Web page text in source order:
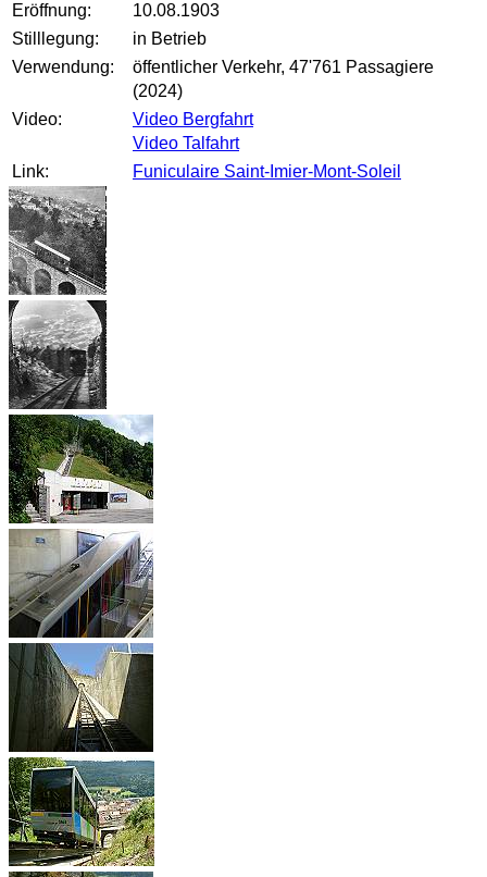
Eröffnung:
10.08.1903
Stilllegung:
in Betrieb
Verwendung:
öffentlicher Verkehr, 47'761 Passagiere
(2024)
Video:
Video Bergfahrt
Video Talfahrt
Link:
Funiculaire Saint-Imier-Mont-Soleil